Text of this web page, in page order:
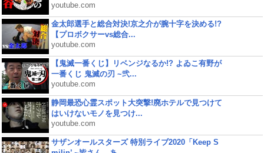
youtube.com
金太郎選手と総合対決!京之介が腕十字を決める!?
【プロボクサーvs総合...
youtube.com
【鬼滅一番くじ】リベンジなるか!? よゐこ有野が
一番くじ 鬼滅の刃 ~弐...
youtube.com
静岡最恐心霊スポット大突撃!廃ホテルで見つけて
はいけないモノを見つけ...
youtube.com
サザンオールスターズ 特別ライブ2020「Keep S